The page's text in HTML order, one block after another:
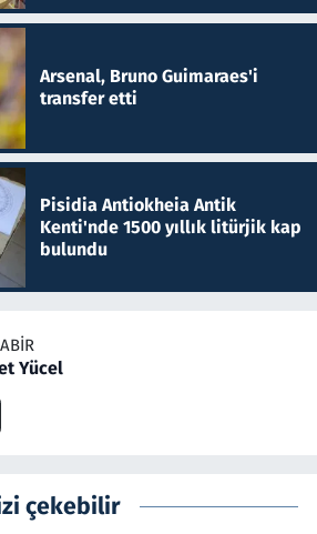
Arsenal, Bruno Guimaraes'i
transfer etti
Pisidia Antiokheia Antik
Kenti'nde 1500 yıllık litürjik kap
bulundu
Yücel
çekebilir